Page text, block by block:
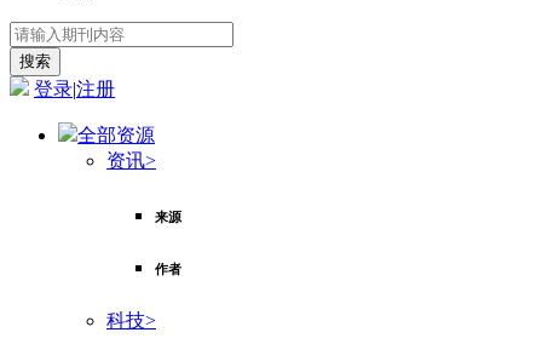
登录|注册
全部资源
资讯>
来源
作者
科技>